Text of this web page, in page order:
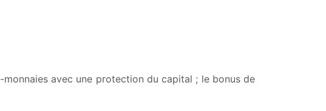
avec une protection du capital ; le bonus de